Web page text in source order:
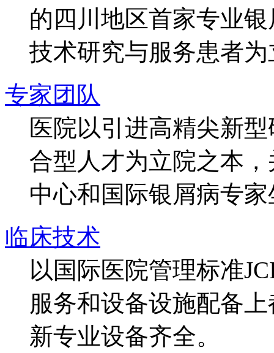
的四川地区首家专业
技术研究与服务患者
专家团队
医院以引进高精尖新
合型人才为立院之本
中心和国际银屑病专
临床技术
以国际医院管理标准
服务和设备设施配备
新专业设备齐全。